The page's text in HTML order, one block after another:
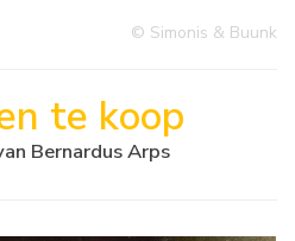
© Simonis & Buunk
te koop
Bernardus Arps